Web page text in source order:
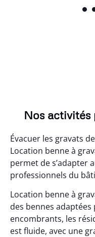
Nos activités
Évacuer les gravats
Location benne à
permet de s’adapter
professionnels du
Location benne à
des bennes
encombrants, les
est fluide, avec une